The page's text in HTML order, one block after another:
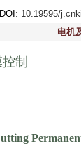
DOI : 10.19595/
电机
制